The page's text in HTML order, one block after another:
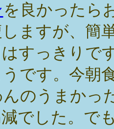
を良かったら
ますが、簡
すっきりで
です。今朝
んのうまかっ
減でした。で